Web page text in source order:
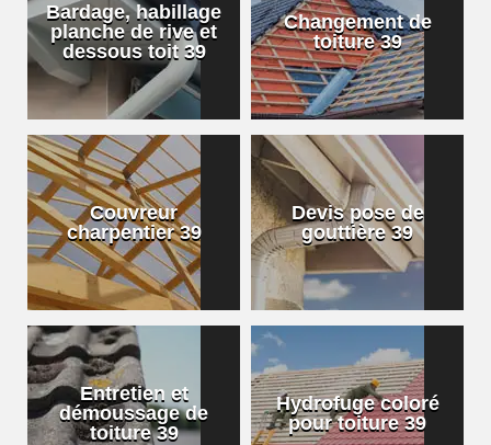
Bardage, habillage
planche de rive et
dessous toit 39
Changement de
toiture 39
Couvreur
charpentier 39
Devis pose de
gouttière 39
Entretien et
démoussage de
toiture 39
Hydrofuge coloré
pour toiture 39